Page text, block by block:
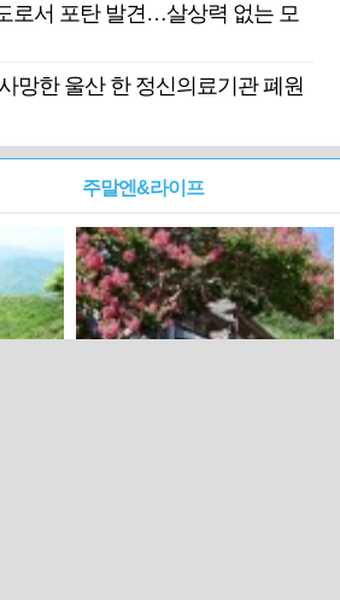
로서 포탄 발견…살상력 없는 모
망한 울산 한 정신의료기관 폐원
주말엔&라이프